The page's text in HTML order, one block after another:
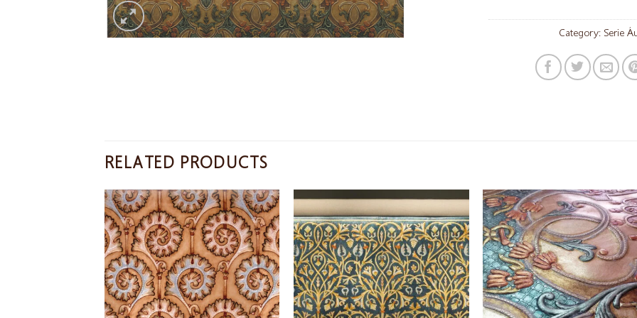
Category: Serie
RELATED PRODUCTS